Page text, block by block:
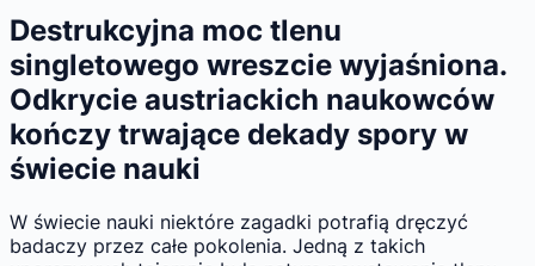
Destrukcyjna moc tlenu
singletowego wreszcie wyjaśniona.
Odkrycie austriackich naukowców
kończy trwające dekady spory w
świecie nauki
W świecie nauki niektóre zagadki potrafią dręczyć
badaczy przez całe pokolenia. Jedną z takich